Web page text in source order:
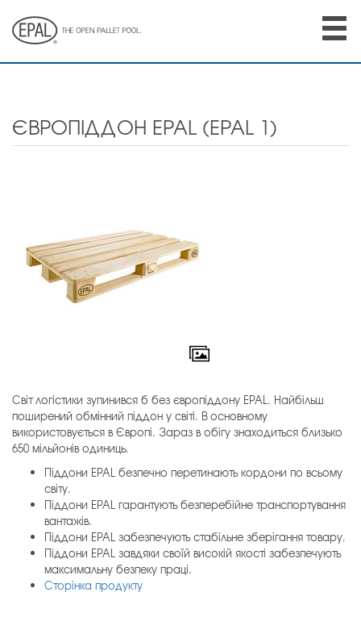
main
ЄВРОПІДДОН EPAL (EPAL 1)
Світ логістики зупинився б без європіддону EPAL. Найбільш
поширений обмінний піддон у світі. В основному
використовується в Європі. Зараз в обігу знаходиться близько
650 мільйонів одиниць.
Піддони EPAL безпечно перетинають кордони по всьому
світу.
Піддони EPAL гарантують безперебійне транспортування
вантажів.
Піддони EPAL забезпечують стабільне зберігання товару.
Піддони EPAL завдяки своїй високій якості забезпечують
максимальну безпеку праці.
Сторінка продукту